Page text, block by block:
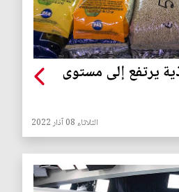
يرتفع إلى مستوى
الثلاثاء 08 آذار 2022